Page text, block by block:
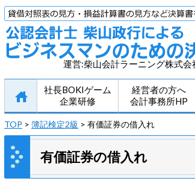
運営:柴山会計ラーニング株式
社長BOKIゲーム
企業研修
経営者の方へ
会計事務所HP
TOP > 簿記検定2級 > 有価証券の借入れ
有価証券の借入れ